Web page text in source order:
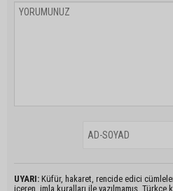
UYARI: Küfür, hakaret, rencide edici
içeren, imla kuralları ile yazılmamış,